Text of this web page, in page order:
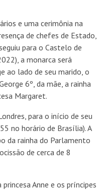
e uma cerimônia na
de chefes de Estado,
para o Castelo de
a monarca será
ao lado de seu marido, o
6º, da mãe, a rainha
Margaret.
para o início de seu
no horário de Brasília). A
da rainha do Parlamento
de cerca de 8
Anne e os príncipes